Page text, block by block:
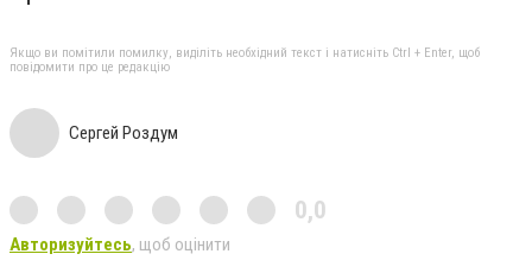
Якщо ви помітили помилку, виділіть необхідний текст і натисніть Ctrl + Enter, щоб
повідомити про це редакцію
Сергей Роздум
0,0
Авторизуйтесь, щоб оцінити